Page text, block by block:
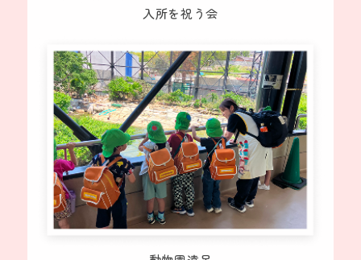
入所を祝う会